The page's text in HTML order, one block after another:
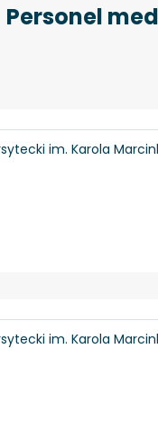
Personel
im. Karola
im. Karola